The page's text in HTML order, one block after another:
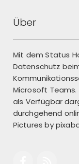
Über
Mit dem Status
Datenschutz
Microsoft
als Verfügbar
durchgehend
Pictures by